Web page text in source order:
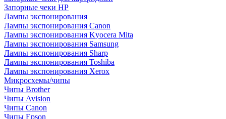
Запорные чеки HP
Лампы экспонирования
Лампы экспонирования Canon
Лампы экспонирования Kyocera Mita
Лампы экспонирования Samsung
Лампы экспонирования Sharp
Лампы экспонирования Toshiba
Лампы экспонирования Xerox
Микросхемы/чипы
Чипы Brother
Чипы Avision
Чипы Canon
Чипы Epson